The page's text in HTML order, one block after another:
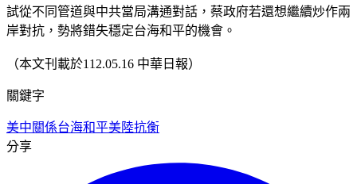
試從不同管道與中共當局溝通對話，蔡政府若還想繼續炒作兩
岸對抗，勢將錯失穩定台海和平的機會。
（本文刊載於112.05.16 中華日報）
關鍵字
美中關係台海和平美陸抗衡
分享